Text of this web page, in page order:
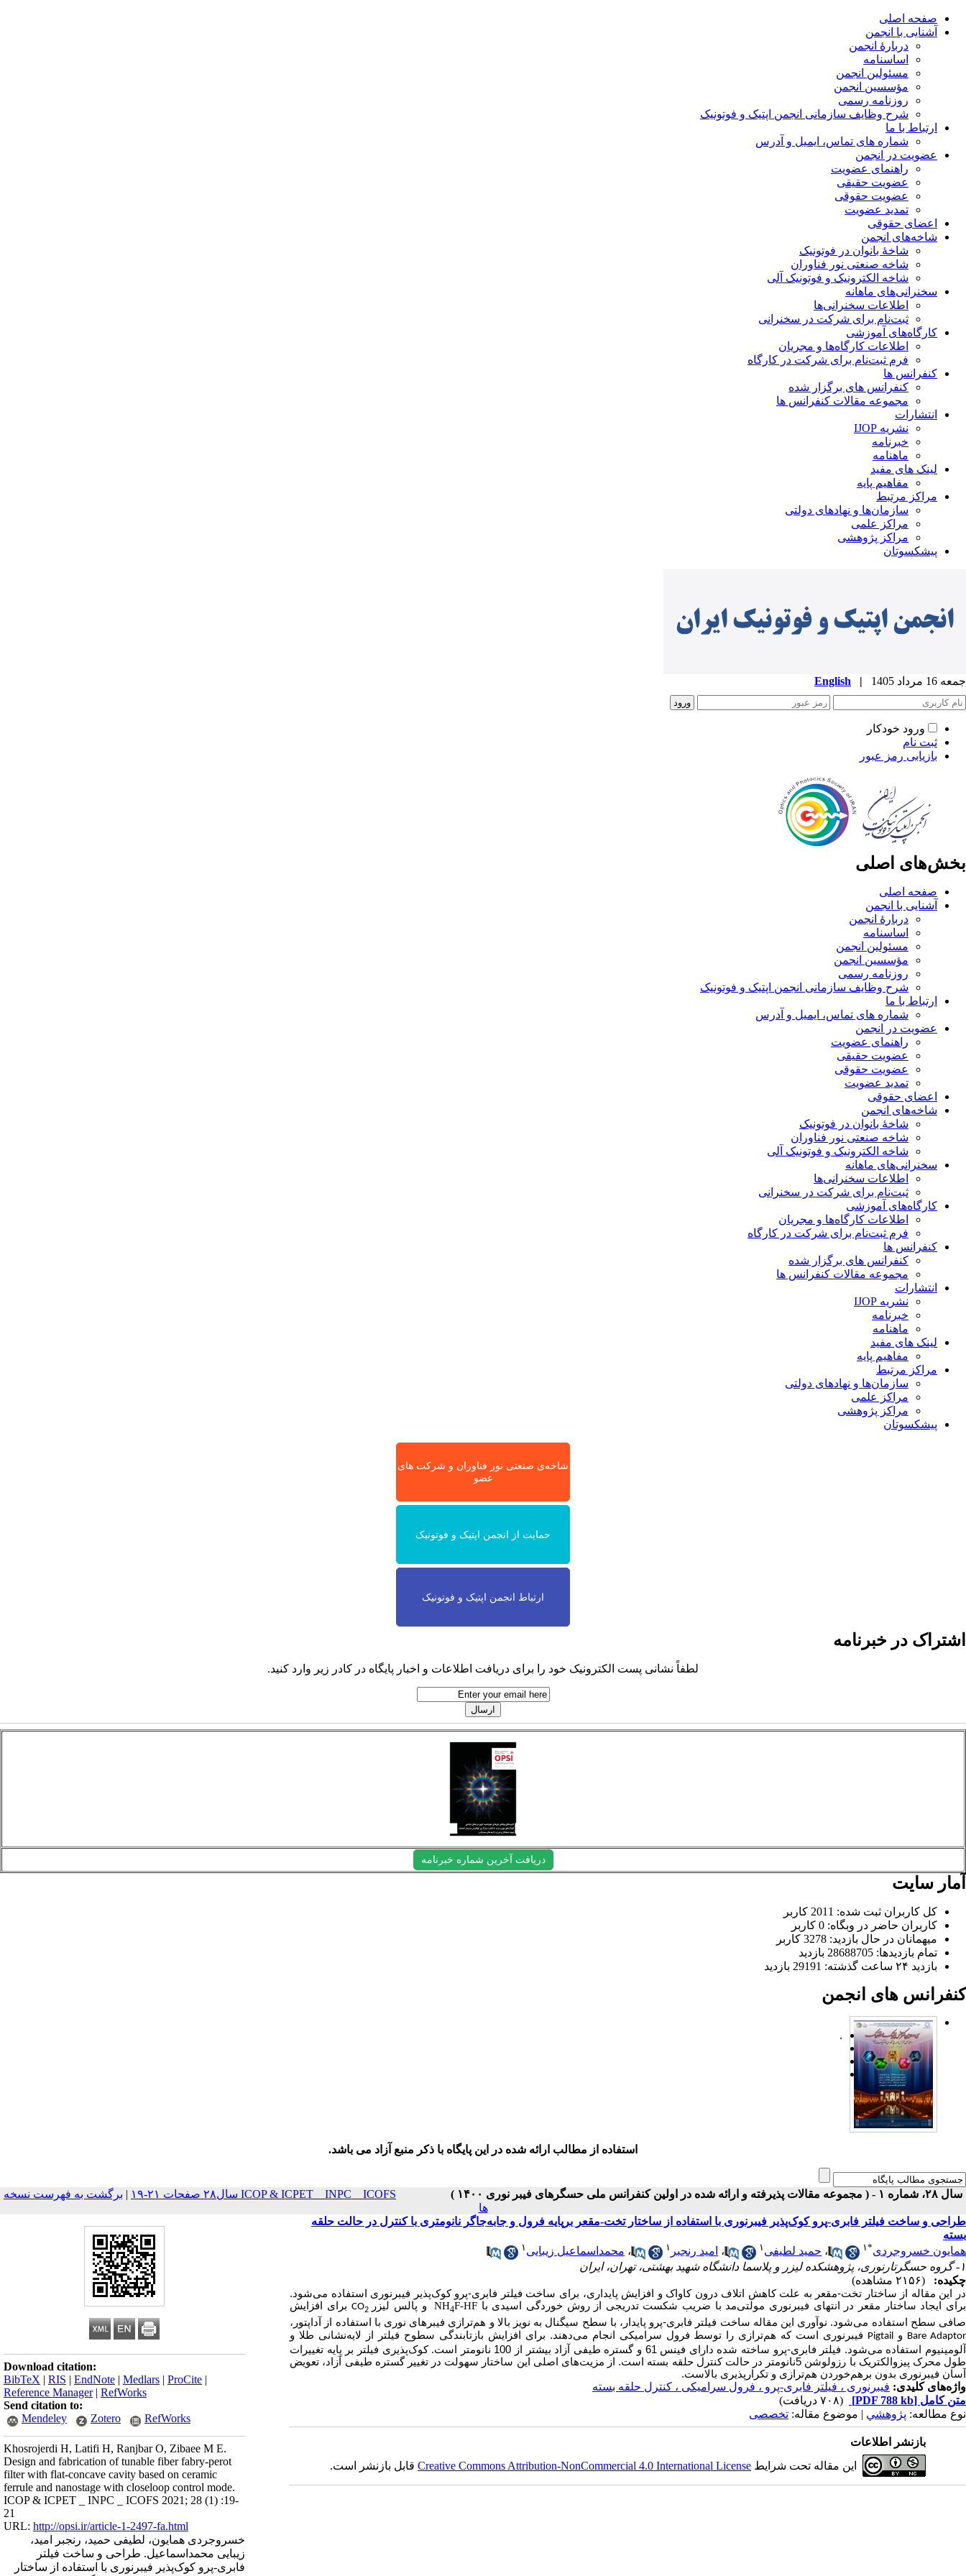
صفحه اصلی
آشنایی با انجمن
دربارۀ انجمن
اساسنامه
مسئولین انجمن
مؤسسین انجمن
روزنامه رسمی
شرح وظایف سازمانی انجمن اپتیک و فوتونیک
ارتباط با ما
شماره های تماس، ایمیل و آدرس
عضویت در انجمن
راهنمای عضویت
عضویت حقیقی
عضویت حقوقی
تمدید عضویت
اعضای حقوقی
شاخه‌های انجمن
شاخۀ بانوان در فوتونیک
شاخه صنعتی نور فناوران
شاخه‌ الکترونیک و فوتونیک آلی
سخنرانی‌های ماهانه
اطلاعات سخنرانی‌‌ها
ثبت‌نام برای شرکت در سخنرانی
کارگاه‌های آموزشی
اطلاعات کارگاه‌ها و مجریان
فرم ثبت‌نام برای شرکت در کارگاه
کنفرانس ها
کنفرانس های برگزار شده
مجموعه مقالات کنفرانس ها
انتشارات
نشریه IJOP
خبرنامه
ماهنامه
لینک های مفید
مفاهیم پایه
مراکز مرتبط
سازمان‌ها و نهادهای دولتی
مراکز علمی
مراکز پژوهشی
پیشکسوتان
جمعه 16 مرداد 1405 |
English
ورود خودکار
ثبت نام
بازیابی رمز عبور
بخش‌های اصلی
صفحه اصلی
آشنایی با انجمن
دربارۀ انجمن
اساسنامه
مسئولین انجمن
مؤسسین انجمن
روزنامه رسمی
شرح وظایف سازمانی انجمن اپتیک و فوتونیک
ارتباط با ما
شماره های تماس، ایمیل و آدرس
عضویت در انجمن
راهنمای عضویت
عضویت حقیقی
عضویت حقوقی
تمدید عضویت
اعضای حقوقی
شاخه‌های انجمن
شاخۀ بانوان در فوتونیک
شاخه صنعتی نور فناوران
شاخه‌ الکترونیک و فوتونیک آلی
سخنرانی‌های ماهانه
اطلاعات سخنرانی‌‌ها
ثبت‌نام برای شرکت در سخنرانی
کارگاه‌های آموزشی
اطلاعات کارگاه‌ها و مجریان
فرم ثبت‌نام برای شرکت در کارگاه
کنفرانس ها
کنفرانس های برگزار شده
مجموعه مقالات کنفرانس ها
انتشارات
نشریه IJOP
خبرنامه
ماهنامه
لینک های مفید
مفاهیم پایه
مراکز مرتبط
سازمان‌ها و نهادهای دولتی
مراکز علمی
مراکز پژوهشی
پیشکسوتان
شاخه‌ی صنعتی نور فناوران و شرکت های
عضو
حمایت از انجمن اپتیک و فوتونیک
ارتباط انجمن اپتیک و فوتونیک
اشتراک در خبرنامه
لطفاً نشانی پست الکترونیک خود را برای دریافت اطلاعات و اخبار پایگاه در کادر زیر وارد کنید.
دریافت آخرین شماره خبرنامه
آمار سایت
کل کاربران ثبت شده: 2011 کاربر
کاربران حاضر در وبگاه: 0 کاربر
میهمانان در حال بازدید: 3278 کاربر
تمام بازدید‌ها: 28688705 بازدید
بازدید ۲۴ ساعت گذشته: 29191 بازدید
کنفرانس های انجمن
.
استفاده از مطالب ارائه شده در این پایگاه با ذکر منبع آزاد می باشد.
سال ۲۸، شماره ۱ - ( مجموعه مقالات پذیرفته و ارائه شده در اولین کنفرانس ملی حسگرهای فیبر نوری ۱۴۰۰ ) ICOP & ICPET _ INPC _ ICOFS سال۲۸ صفحات ۲۱-۱۹ | برگشت به فهرست نسخه
ها
Download citation:
BibTeX | RIS | EndNote | Medlars | ProCite |
Reference Manager| RefWorks
Send citation to:
Mendeley
Zotero RefWorks
Khosrojerdi H, Latifi H, Ranjbar O, Zibaee M E.
Design and fabrication of tunable fiber fabry-perot
filter with flat-concave cavity based on ceramic
ferrule and nanostage with closeloop control mode.
ICOP & ICPET _ INPC _ ICOFS 2021; 28 (1) :19-
21
URL: http://opsi.ir/article-1-2497-fa.html
خسروجردی همایون، لطیفی حمید، رنجبر امید،
زیبایی محمداسماعیل. طراحی و ساخت فیلتر
فابری-پرو کوک‌پذیر فیبرنوری با استفاده از ساختار
طراحی و ساخت فیلتر فابری-پرو کوک‌پذیر فیبرنوری با استفاده از ساختار تخت-مقعر برپایه فرول و جابه‌جاگر نانومتری با کنترل در حالت حلقه
بسته
همایون خسروجردی*۱ ، حمید لطیفی ۱ ، امید رنجبر ۱ ، محمداسماعیل زیبایی ۱
۱- گروه حسگرتارنوری، پژوهشکده لیزر و پلاسما دانشگاه شهید بهشتی، تهران، ایران
چکیده:
(۲۱۵۶ مشاهده)
در این مقاله از ساختار تخت-مقعر به علت کاهش اتلاف درون کاواک و افزایش پایداری، برای ساخت فیلتر فابری-پرو کوک‌پذیر فیبرنوری
استفاده می‌شود.
برای ایجاد ساختار مقعر در انتهای فیبرنوری مولتی‌مد با ضریب شکست تدریجی از روش خوردگی اسیدی با
NH4F-HF و پالس لیزر CO
2
برای افزایش
صافی سطح استفاده می‌شود. نوآوری این مقاله ساخت فیلتر فابری-پرو پایدار، با سطح سیگنال به نویز بالا و هم‌ترازی فیبرهای نوری با استفاده از آداپتور،
Pigtail و Bare Adaptor
فیبرنوری است که هم‌ترازی را توسط فرول سرامیکی انجام می‌دهند. برای افزایش بازتابندگی سطوح فیلتر از لایه‌نشانی طلا و
آلومینیوم استفاده می‌شود. فیلتر فابری-پرو ساخته شده دارای فینس 61 و گستره طیفی آزاد بیشتر از 100 نانومتر است. کوک‌پذیری فیلتر بر پایه تغییرات
طول محرک پیزوالکتریک با رزولوشن 5نانومتر در حالت کنترل حلقه بسته است. از مزیت‌های اصلی این ساختار سهولت در تغییر گستره طیفی آزاد، تعویض‌
آسان فیبرنوری بدون برهم‌خوردن هم‌ترازی و تکرارپذیری بالاست.
واژه‌های کلیدی: فیبرنوری ، فیلتر فابری-پرو ، فرول سرامیکی ، کنترل حلقه بسته
متن کامل [PDF 788 kb]
(۷۰۸ دریافت)
نوع مطالعه: پژوهشي | موضوع مقاله: تخصصی
بازنشر اطلاعات
این مقاله تحت شرایط Creative Commons Attribution-NonCommercial 4.0 International Licenseقابل بازنشر است.